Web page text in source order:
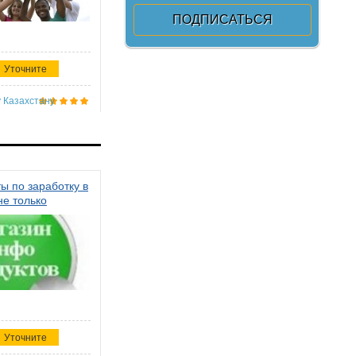
Уточните
Казахстану
по заработку в
только
Уточните